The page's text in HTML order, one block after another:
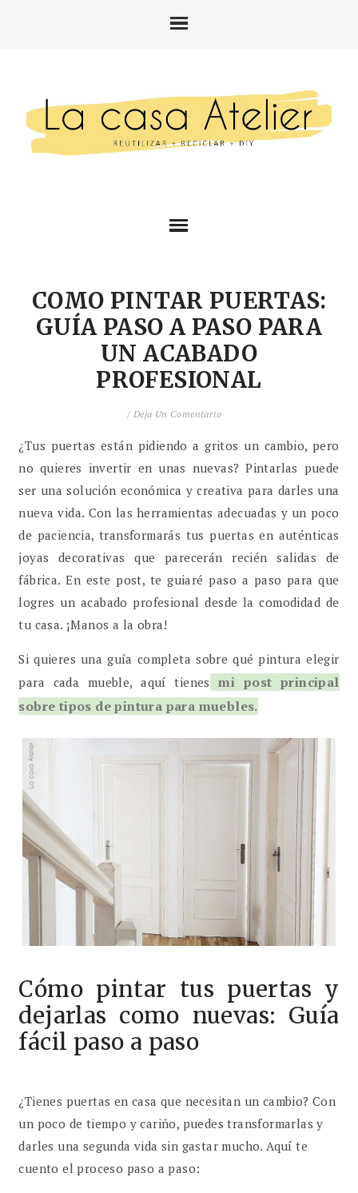
COMO PINTAR PUERTAS:
GUÍA PASO A PASO PARA
UN ACABADO
PROFESIONAL
/ Deja Un Comentario
¿Tus puertas están pidiendo a gritos un cambio, pero
no quieres invertir en unas nuevas? Pintarlas puede
ser una solución económica y creativa para darles una
nueva vida. Con las herramientas adecuadas y un poco
de paciencia, transformarás tus puertas en auténticas
joyas decorativas que parecerán recién salidas de
fábrica. En este post, te guiaré paso a paso para que
logres un acabado profesional desde la comodidad de
tu casa. ¡Manos a la obra!
Si quieres una guía completa sobre qué pintura elegir
para cada mueble, aquí tienes mi post principal
sobre tipos de pintura para muebles.
Cómo pintar tus puertas y
dejarlas como nuevas: Guía
fácil paso a paso
¿Tienes puertas en casa que necesitan un cambio? Con
un poco de tiempo y cariño, puedes transformarlas y
darles una segunda vida sin gastar mucho. Aquí te
cuento el proceso paso a paso: